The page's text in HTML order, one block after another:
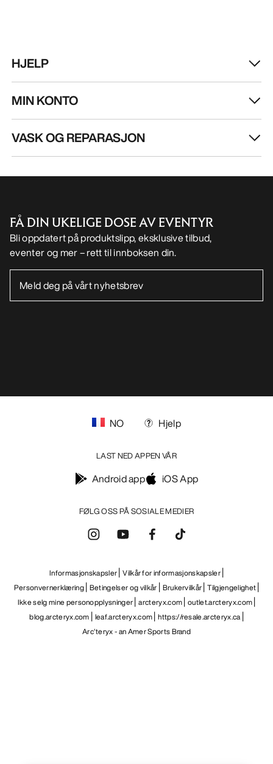
HJELP
MIN KONTO
VASK OG REPARASJON
FÅ DIN UKELIGE DOSE AV EVENTYR
Bli oppdatert på produktslipp, eksklusive tilbud,
eventer og mer – rett til innboksen din.
FØLG OSS PÅ SOSIALE MEDIER
NO Hjelp
LAST NED APPEN VÅR
Android app iOS App
Informasjonskapsler Vilkår for informasjonskapsler
Personvernerklæring Betingelser og vilkår Brukervilkår Tilgjengelighet
Ikke selg mine personopplysninger arcteryx.com outlet.arcteryx.com
blog.arcteryx.com leaf.arcteryx.com https://resale.arcteryx.ca
Arc'teryx - an Amer Sports Brand